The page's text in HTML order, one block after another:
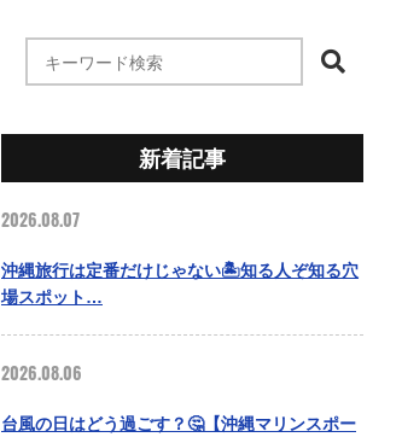
新着記事
2026.08.07
沖縄旅行は定番だけじゃない🏝️知る人ぞ知る穴
場スポット…
2026.08.06
台風の日はどう過ごす？🤔【沖縄マリンスポー